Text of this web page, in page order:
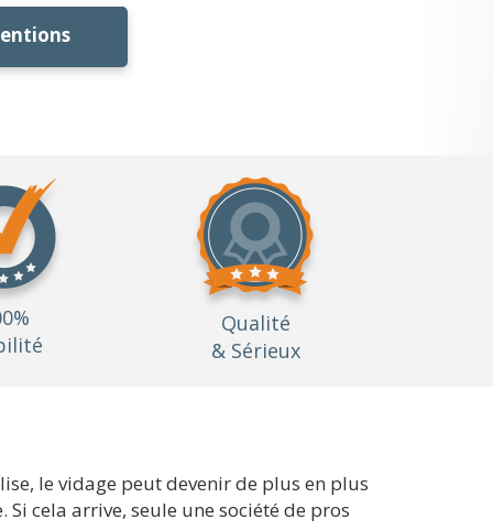
Qualité
& Sérieux
le vidage peut devenir de plus en plus
cela arrive, seule une société de pros